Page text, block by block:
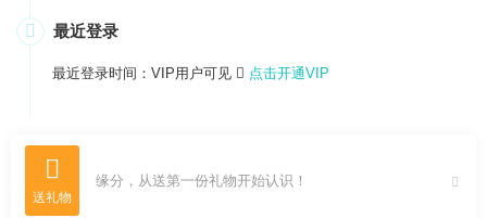
 最近登录
最近登录时间：VIP用户可见  点击开通VIP
 缘分，从送第一份礼物开始认识！